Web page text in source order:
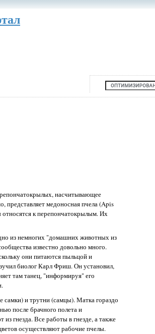
насчитывающее
представляет медоносная пчела (Apis
к перепончатокрылым. Их
из немногих "домашних животных из
известно довольно много.
они питаются пыльцой и
биолог Карл Фриш. Он установил,
там танец, "информируя" его
и трутни (самцы). Матка гораздо
после брачного полета и
гнезда. Все работы в гнезде, а также
осуществляют рабочие пчелы.